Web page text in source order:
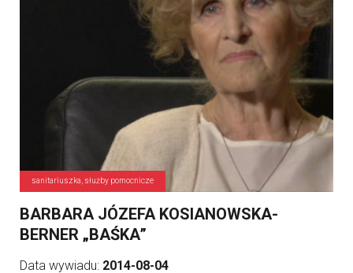
sanitariuszka, służby pomocnicze
BARBARA JÓZEFA KOSIANOWSKA-
BERNER „BAŚKA”
Data wywiadu: 2014-08-04